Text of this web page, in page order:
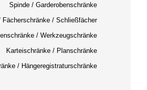
Spinde / Garderobenschränke
/ Schließfächer
/ Werkzeugschränke
Karteischränke / Planschränke
/ Hängeregistraturschränke